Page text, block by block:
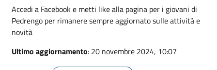
Accedi a Facebook e metti like alla pagina per i giovani di
Pedrengo per rimanere sempre aggiornato sulle attività e
novità
Ultimo aggiornamento: 20 novembre 2024, 10:07